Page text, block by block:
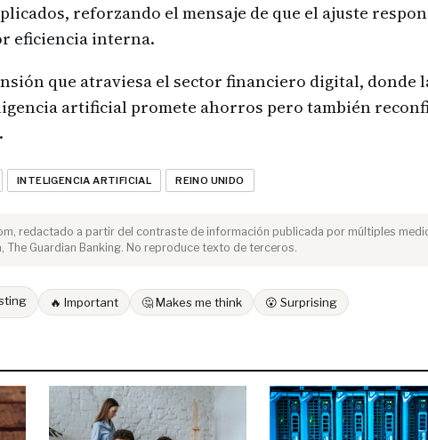
reforzando el mensaje de que el ajuste
eficiencia interna.
que atraviesa el sector financiero digital, donde
artificial promete ahorros pero también
INTELIGENCIA ARTIFICIAL REINO UNIDO
redactado a partir del contraste de información publicada por múltiples
The Guardian Banking. No reproduce texto de terceros.
🔥 Important 🤔 Makes me think 😮 Surprising